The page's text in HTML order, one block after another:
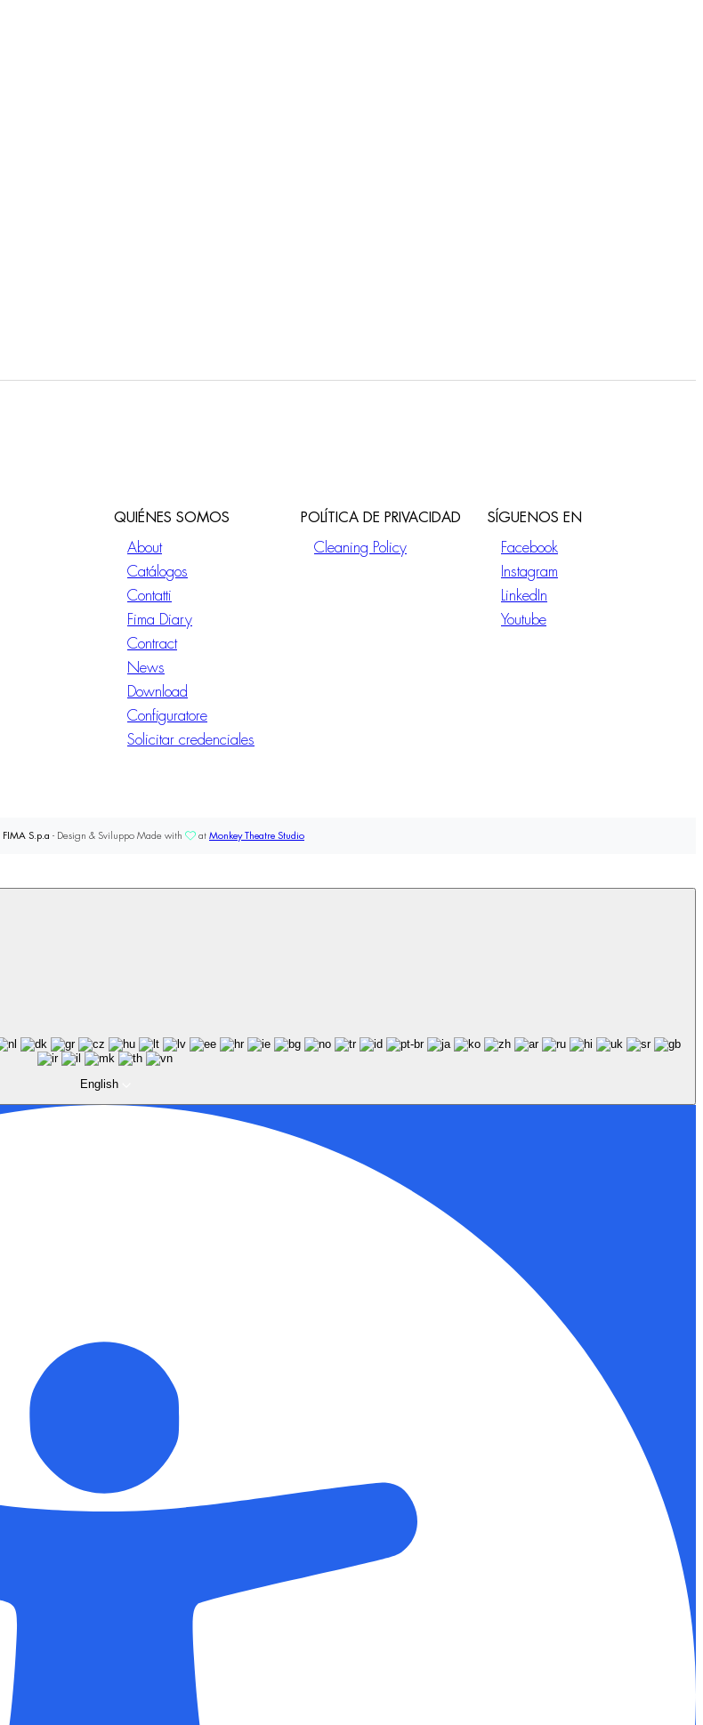
QUIÉNES SOMOS
About
Catálogos
Contatti
Fima Diary
Contract
News
Download
Configuratore
Solicitar credenciales
POLÍTICA DE PRIVACIDAD
Cleaning Policy
SÍGUENOS EN
Facebook
Instagram
LinkedIn
Youtube
FIMA S.p.a - Design & Sviluppo Made with at Monkey Theatre Studio
English